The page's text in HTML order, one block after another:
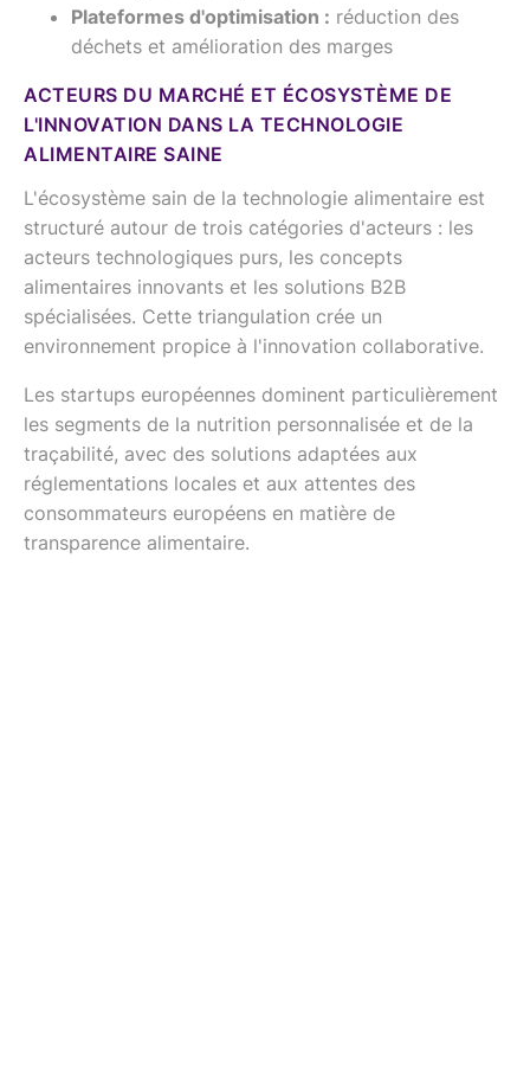
Plateformes d'optimisation : réduction des
déchets et amélioration des marges
ACTEURS DU MARCHÉ ET ÉCOSYSTÈME DE
L'INNOVATION DANS LA TECHNOLOGIE
ALIMENTAIRE SAINE
L'écosystème sain de la technologie alimentaire est
structuré autour de trois catégories d'acteurs : les
acteurs technologiques purs, les concepts
alimentaires innovants et les solutions B2B
spécialisées. Cette triangulation crée un
environnement propice à l'innovation collaborative.
Les startups européennes dominent particulièrement
les segments de la nutrition personnalisée et de la
traçabilité, avec des solutions adaptées aux
réglementations locales et aux attentes des
consommateurs européens en matière de
transparence alimentaire.